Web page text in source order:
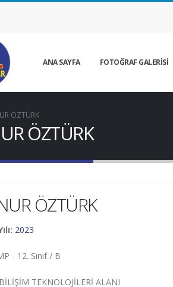
ANA SAYFA FOTOĞRAF GALERİSİ
ÖZTÜRK
ÖZTÜRK
ÖZTÜRK
2023
- 12. Sınıf / B
BİLİŞİM TEKNOLOJİLERİ ALANI